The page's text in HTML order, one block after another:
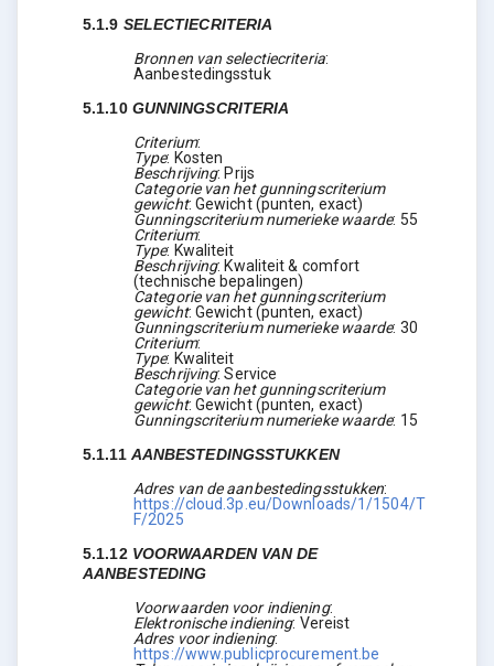
5.1.9 SELECTIECRITERIA
Bronnen van selectiecriteria:
Aanbestedingsstuk
5.1.10 GUNNINGSCRITERIA
Criterium:
Type: Kosten
Beschrijving: Prijs
Categorie van het gunningscriterium
gewicht: Gewicht (punten, exact)
Gunningscriterium numerieke waarde: 55
Criterium:
Type: Kwaliteit
Beschrijving: Kwaliteit & comfort
(technische bepalingen)
Categorie van het gunningscriterium
gewicht: Gewicht (punten, exact)
Gunningscriterium numerieke waarde: 30
Criterium:
Type: Kwaliteit
Beschrijving:Service
Categorie van het gunningscriterium
gewicht: Gewicht (punten, exact)
Gunningscriterium numerieke waarde: 15
5.1.11 AANBESTEDINGSSTUKKEN
Adres van de aanbestedingsstukken:
https://cloud.3p.eu/Downloads/1/1504/T
F/2025
5.1.12 VOORWAARDEN VAN DE
AANBESTEDING
Voorwaarden voor indiening:
Elektronische indiening: Vereist
Adres voor indiening:
https://www.publicprocurement.be